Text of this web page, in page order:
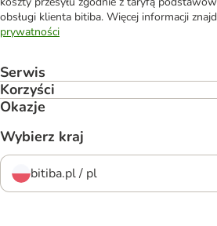
obsługi klienta bitiba. Więcej informacji
prywatności
Serwis
Korzyści
Okazje
Wybierz kraj
bitiba.pl / pl